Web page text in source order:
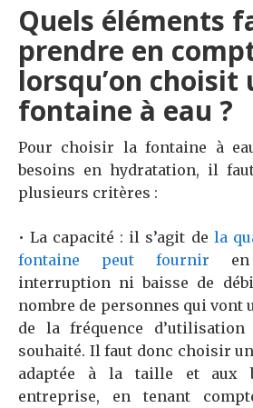
Quels éléments
prendre en
lorsqu’on choisit
fontaine à eau ?
Pour choisir la fontaine à
besoins en hydratation, il
plusieurs critères :
• La capacité : il s’agit de la
fontaine peut fournir en
interruption ni baisse de
nombre de personnes qui vont
de la fréquence d’utilisation
souhaité. Il faut donc choisir
adaptée à la taille et aux
entreprise, en tenant